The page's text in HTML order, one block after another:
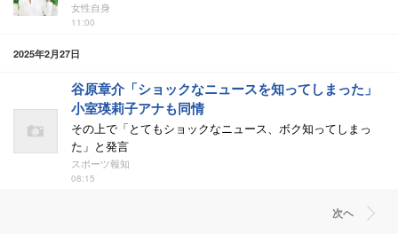
女性自身
11:00
2025年2月27日
谷原章介「ショックなニュースを知ってしまった」
小室瑛莉子アナも同情
その上で「とてもショックなニュース、ボク知ってしまっ
た」と発言
スポーツ報知
08:15
次ヘ